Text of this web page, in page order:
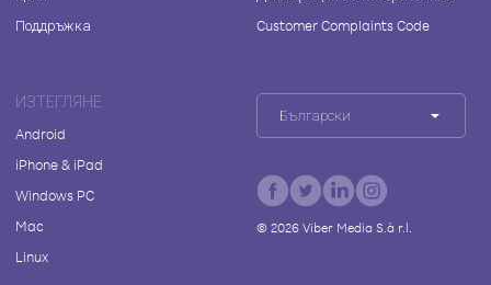
Поддръжка
Customer Complaints Code
ИЗТЕГЛЯНЕ
Android
iPhone & iPad
Windows PC
Mac
Linux
Български
© 2026Viber Media S.à r.l.